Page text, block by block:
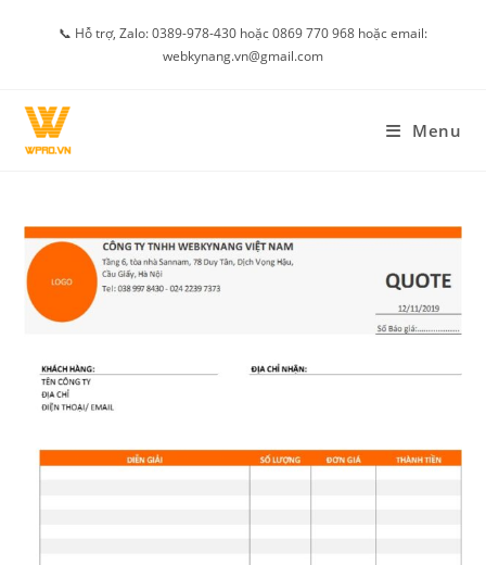
📞 Hỗ trợ, Zalo: 0389-978-430 hoặc 0869 770 968 hoặc email:
webkynang.vn@gmail.com
Menu